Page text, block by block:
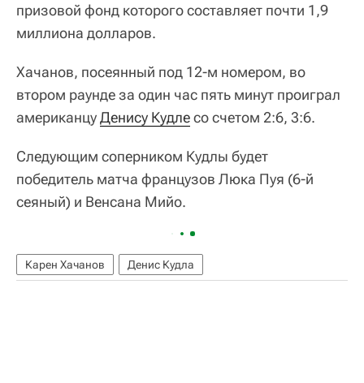
призовой фонд которого составляет почти 1,9
миллиона долларов.
Хачанов, посеянный под 12-м номером, во
втором раунде за один час пять минут проиграл
американцуДенису Кудлесо счетом 2:6, 3:6.
Следующим соперником Кудлы будет
победитель матча французов Люка Пуя (6-й
сеяный) и Венсана Мийо.
Карен Хачанов Денис Кудла